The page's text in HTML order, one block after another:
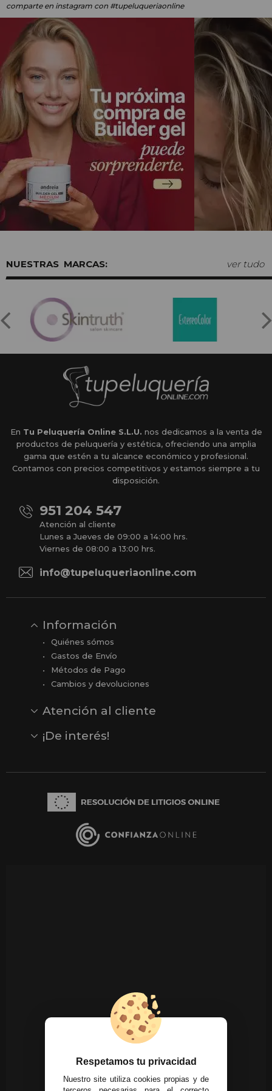
comparte en instagram con #tupeluqueriaonline
MARCAS: ver tudo
En Tu Peluquería Online S.L.U. nos dedicamos a la venta de
productos de peluquería y estética, ofreciendo una amplia
gama que estén a tu alcance económico y profesional.
Contamos con precios competitivos y estamos siempre a tu
disposición.
951 204 547
Atención al cliente
Lunes a Jueves de 09:00 a 14:00 hrs.
Viernes de 08:00 a 13:00 hrs.
info@tupeluqueriaonline.com
Información
Quiénes sómos
Gastos de Envío
Métodos de Pago
Cambios y devoluciones
Atención al cliente
Opiniones
Reseñas en Google
¡De interés!
Respetamos tu privacidad
Nuestro site utiliza cookies propias y de